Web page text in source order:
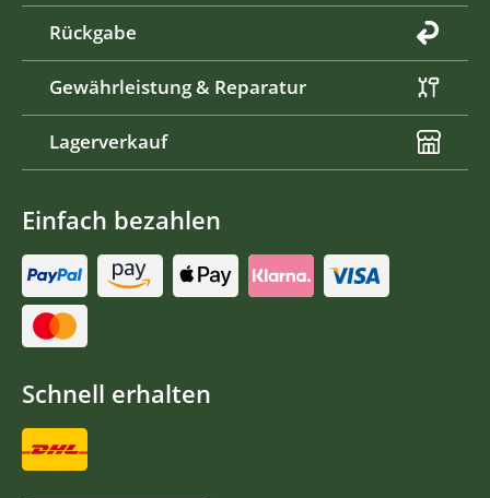
Rückgabe
Gewährleistung & Reparatur
Lagerverkauf
Einfach bezahlen
Schnell erhalten